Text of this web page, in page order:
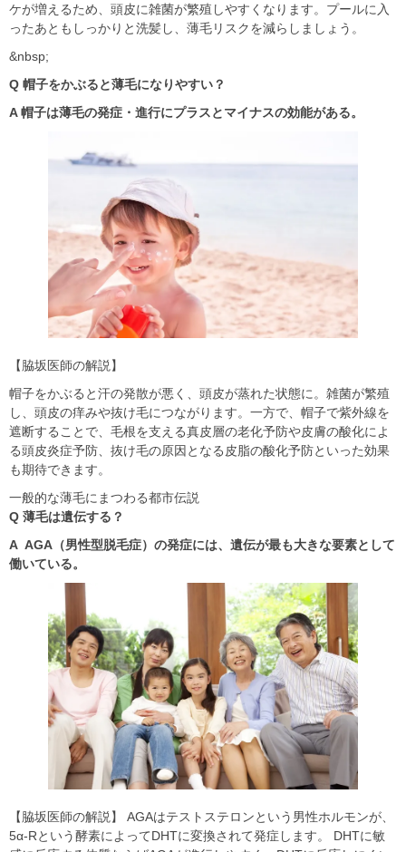
ケが増えるため、頭皮に雑菌が繁殖しやすくなります。プールに入
ったあともしっかりと洗髪し、薄毛リスクを減らしましょう。
&nbsp;
Q 帽子をかぶると薄毛になりやすい？
A 帽子は薄毛の発症・進行にプラスとマイナスの効能がある。
【脇坂医師の解説】
帽子をかぶると汗の発散が悪く、頭皮が蒸れた状態に。雑菌が繁殖
し、頭皮の痒みや抜け毛につながります。一方で、帽子で紫外線を
遮断することで、毛根を支える真皮層の老化予防や皮膚の酸化によ
る頭皮炎症予防、抜け毛の原因となる皮脂の酸化予防といった効果
も期待できます。
一般的な薄毛にまつわる都市伝説
Q 薄毛は遺伝する？
A AGA（男性型脱毛症）の発症には、遺伝が最も大きな要素として
働いている。
【脇坂医師の解説】 AGAはテストステロンという男性ホルモンが、
5α-Rという酵素によってDHTに変換されて発症します。 DHTに敏